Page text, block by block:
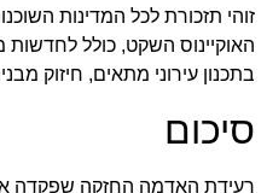
זוהי תזכורת לכל המדינות
האוקיינוס השקט, כולל לחדשות
בתכנון עירוני מתאים, חיזוק
סיכום
רעידת האדמה החזקה שפקדה